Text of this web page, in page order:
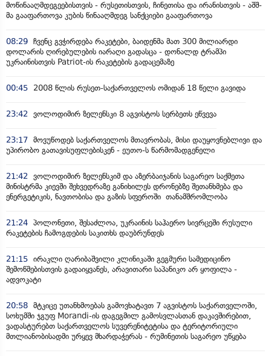
მოწინააღმდეგეებისთვის - რუსეთისთვის, ჩინეთისა და ირანისთვის - აშშ-
მა გააფართოვა კუბის წინააღმდეგ სანქციები გააფართოვა
08:29 ჩვენც გვჭირდება რაკეტები, ბაიდენმა მათ 300 მილიარდი
დოლარის ღირებულების იარაღი გადასცა - დონალდ ტრამპი
უკრაინისთვის Patriot-ის რაკეტების გადაცემაზე
00:45 2008 წლის რუსეთ-საქართველოს ომიდან 18 წელი გავიდა
23:42 ვოლოდიმირ ზელენსკი 8 აგვისტოს სერბეთს ეწვევა
23:17 მოვუწოდებ საქართველოს მთავრობას, მისი დაუყოვნებლივი და
უპირობო გათავისუფლებისკენ - ეუთო-ს წარმომადგენელი
21:42 ვოლოდიმირ ზელენსკიმ და აზერბაიჯანის საგარეო საქმეთა
მინისტრმა კიევში შეხვედრაზე განიხილეს დრონებზე შეთანხმება და
ენერგეტიკის, ნავთობისა და გაზის სფეროში თანამშრომლობა
21:24 პოლონეთი, შესაძლოა, უკრაინის საჰაერო სივრცეში რუსული
რაკეტების ჩამოგდების საკითხს დაუბრუნდეს
21:15 ირაკლი ღარიბაშვილი კლინიკაში გეგმური სამედიცინო
შემოწმებისთვის გადაიყვანეს, არავითარი საპანიკო არ ყოფილა -
ადვოკატი
20:58 მტკიცე უთანხმოებას გამოვხატავთ 7 აგვისტოს საქართველოში,
სოხუმში ჯგუფ Morandi-ის დაგეგმილ გამოსვლასთან დაკავშირებით,
ვადასტურებთ საქართველოს სუვერენიტეტისა და ტერიტორიული
მთლიანობისადმი ურყევ მხარდაჭერას - რუმინეთის საგარეო უწყება